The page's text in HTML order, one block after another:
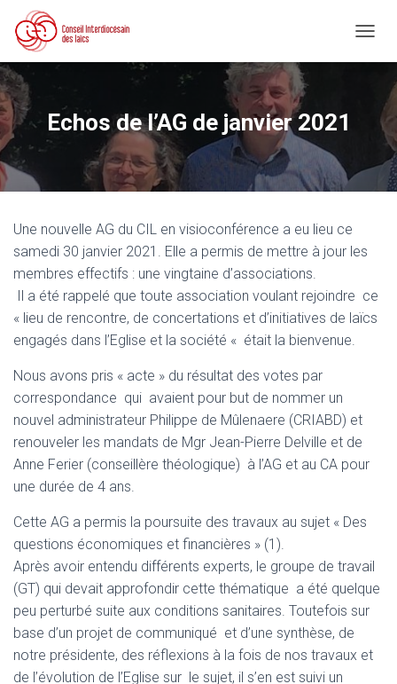
É
I
T
I
Echos de l’AG de janvier 2021
Une nouvelle AG du CIL en visioconférence a eu lieu ce
samedi 30 janvier 2021. Elle a permis de mettre à jour les
membres effectifs : une vingtaine d’associations.
Il a été rappelé que toute association voulant rejoindre ce
« lieu de rencontre, de concertations et d’initiatives de laïcs
engagés dans l’Eglise et la société « était la bienvenue.
Nous avons pris « acte » du résultat des votes par
correspondance qui avaient pour but de nommer un
nouvel administrateur Philippe de Mûlenaere (CRIABD) et
renouveler les mandats de Mgr Jean-Pierre Delville et de
Anne Ferier (conseillère théologique) à l’AG et au CA pour
une durée de 4 ans.
Cette AG a permis la poursuite des travaux au sujet « Des
questions économiques et financières » (1).
Après avoir entendu différents experts, le groupe de travail
(GT) qui devait approfondir cette thématique a été quelque
peu perturbé suite aux conditions sanitaires. Toutefois sur
base d’un projet de communiqué et d’une synthèse, de
notre présidente, des réflexions à la fois de nos travaux et
de l’évolution de l’Eglise sur le sujet, il s’en est suivi un